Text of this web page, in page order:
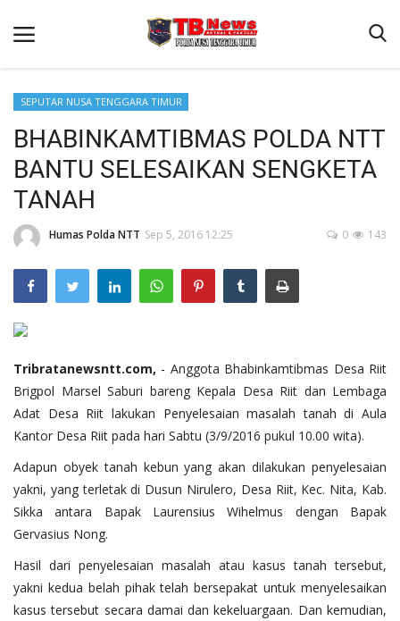
Beranda
Binkam
Terms & Conditions
Reskrim
Lantas
Polisi Kita
Mitra Polisi
Giat Ops
Link Polda NTT
SEPUTAR NUSA TENGGARA TIMUR
BHABINKAMTIBMAS POLDA NTT
BANTU SELESAIKAN SENGKETA
TANAH
Humas Polda NTT Sep 5, 2016 12:25 143
0
Tribratanewsntt.com, - Anggota Bhabinkamtibmas Desa Riit
Brigpol Marsel Saburi bareng Kepala Desa Riit dan Lembaga
Adat Desa Riit lakukan Penyelesaian masalah tanah di Aula
Kantor Desa Riit pada hari Sabtu (3/9/2016 pukul 10.00 wita).
Adapun obyek tanah kebun yang akan dilakukan penyelesaian
yakni, yang terletak di Dusun Nirulero, Desa Riit, Kec. Nita, Kab.
Sikka antara Bapak Laurensius Wihelmus dengan Bapak
Gervasius Nong.
Hasil dari penyelesaian masalah atau kasus tanah tersebut,
yakni kedua belah pihak telah bersepakat untuk menyelesaikan
kasus tersebut secara damai dan kekeluargaan. Dan kemudian,